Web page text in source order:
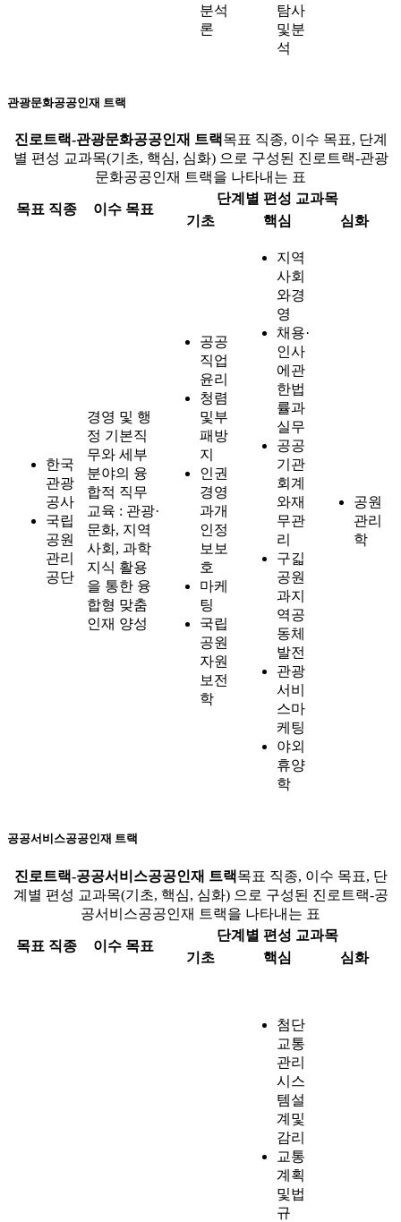
분석
론
탐사
및분
석
관광문화공공인재 트랙
진로트랙-관광문화공공인재 트랙목표 직종, 이수 목표, 단계
별 편성 교과목(기초, 핵심, 심화) 으로 구성된 진로트랙-관광
문화공공인재 트랙을 나타내는 표
목표 직종 이수 목표
단계별 편성 교과목
기초
핵심 심화
한국
관광
공사
국립
공원
관리
공단
경영 및 행
정 기본직
무와 세부
분야의 융
합적 직무
교육 : 관광·
문화, 지역
사회, 과학
지식 활용
을 통한 융
합형 맞춤
인재 양성
공공
직업
윤리
청렴
및부
패방
지
인권
경영
과개
인정
보보
호
마케
팅
국립
공원
자원
보전
학
지역
사회
와경
영
채용·
인사
에관
한법
률과
실무
공공
기관
회계
와재
무관
리
구긻
공원
과지
역공
동체
발전
관광
서비
스마
케팅
야외
휴양
학
공원
관리
학
공공서비스공공인재 트랙
진로트랙-공공서비스공공인재 트랙목표 직종, 이수 목표, 단
계별 편성 교과목(기초, 핵심, 심화) 으로 구성된 진로트랙-공
공서비스공공인재 트랙을 나타내는 표
목표 직종 이수 목표
단계별 편성 교과목
기초
핵심 심화
첨단
교통
관리
시스
템설
계및
감리
교통
계획
및법
규